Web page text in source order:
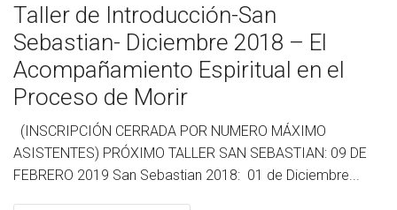
Taller de Introducción-San
Sebastian- Diciembre 2018 – El
Acompañamiento Espiritual en el
Proceso de Morir
(INSCRIPCIÓN CERRADA POR NUMERO MÁXIMO
ASISTENTES) PRÓXIMO TALLER SAN SEBASTIAN: 09 DE
FEBRERO 2019 San Sebastian 2018: 01 de Diciembre...